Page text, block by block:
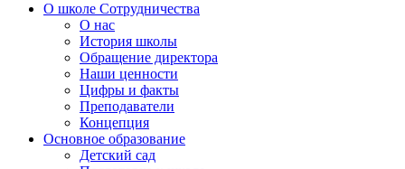
О школе Сотрудничества
О нас
История школы
Обращение директора
Наши ценности
Цифры и факты
Преподаватели
Концепция
Основное образование
Детский сад